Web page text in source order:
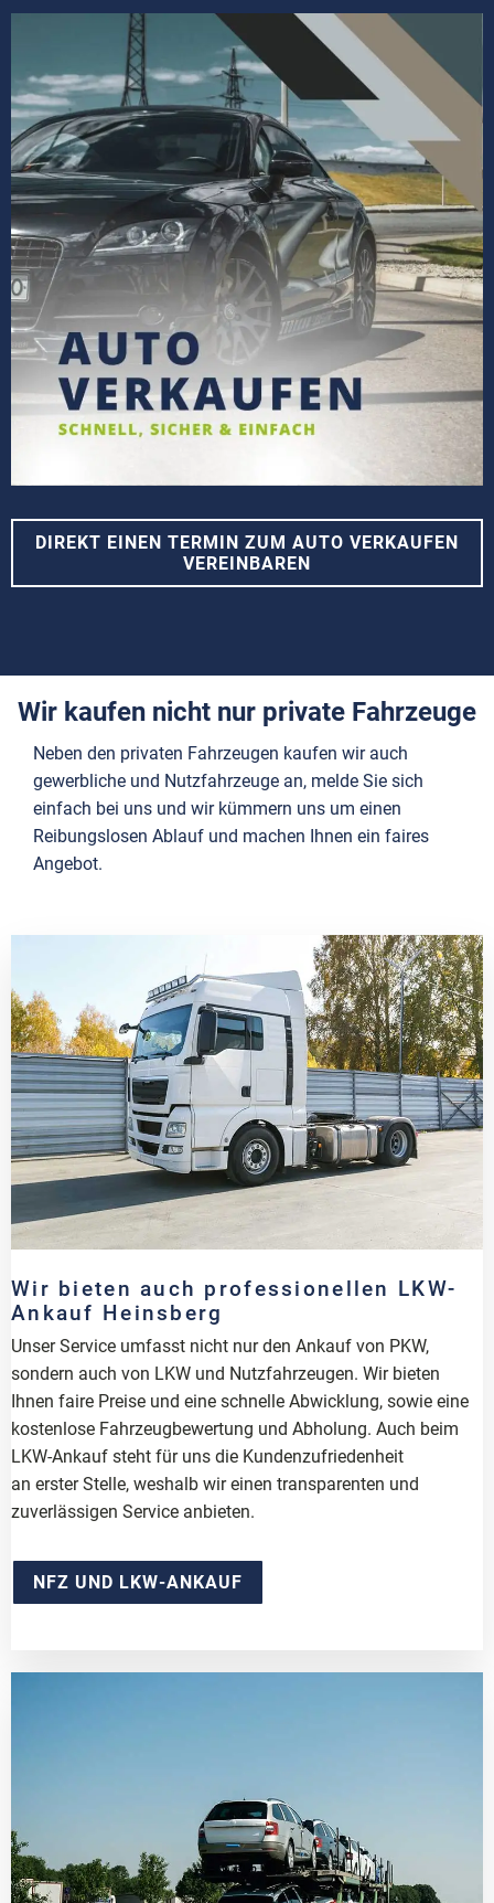
DIREKT EINEN TERMIN ZUM AUTO VERKAUFEN
VEREINBAREN
Wir kaufen nicht nur private Fahrzeuge
Neben den privaten Fahrzeugen kaufen wir auch
gewerbliche und Nutzfahrzeuge an, melde Sie sich
einfach bei uns und wir kümmern uns um einen
Reibungslosen Ablauf und machen Ihnen ein faires
Angebot.
Wir bieten auch professionellen LKW-
Ankauf Heinsberg
Unser Service umfasst nicht nur den Ankauf von PKW,
sondern auch von LKW und Nutzfahrzeugen. Wir bieten
Ihnen faire Preise und eine schnelle Abwicklung, sowie eine
kostenlose Fahrzeugbewertung und Abholung. Auch beim
LKW-Ankauf steht für uns die Kundenzufriedenheit
an erster Stelle, weshalb wir einen transparenten und
zuverlässigen Service anbieten.
NFZ UND LKW-ANKAUF